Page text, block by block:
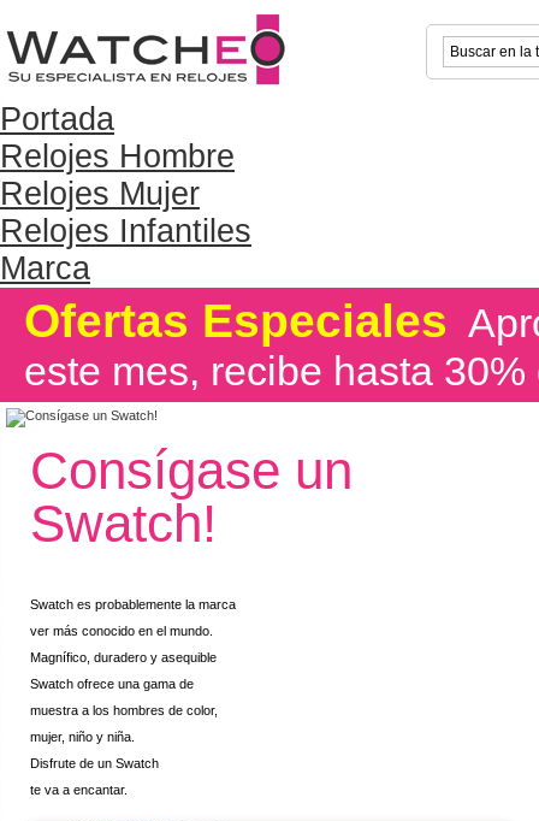
Portada
Relojes Hombre
Relojes Mujer
Relojes Infantiles
Marca
Ofertas Especiales
este mes, recibe hasta
Consígase un
Swatch!
Swatch es probablemente la marca
ver más conocido en el mundo.
Magnífico, duradero y asequible
Swatch ofrece una gama de
muestra a los hombres de color,
mujer, niño y niña.
Disfrute de un Swatch
te va a encantar.